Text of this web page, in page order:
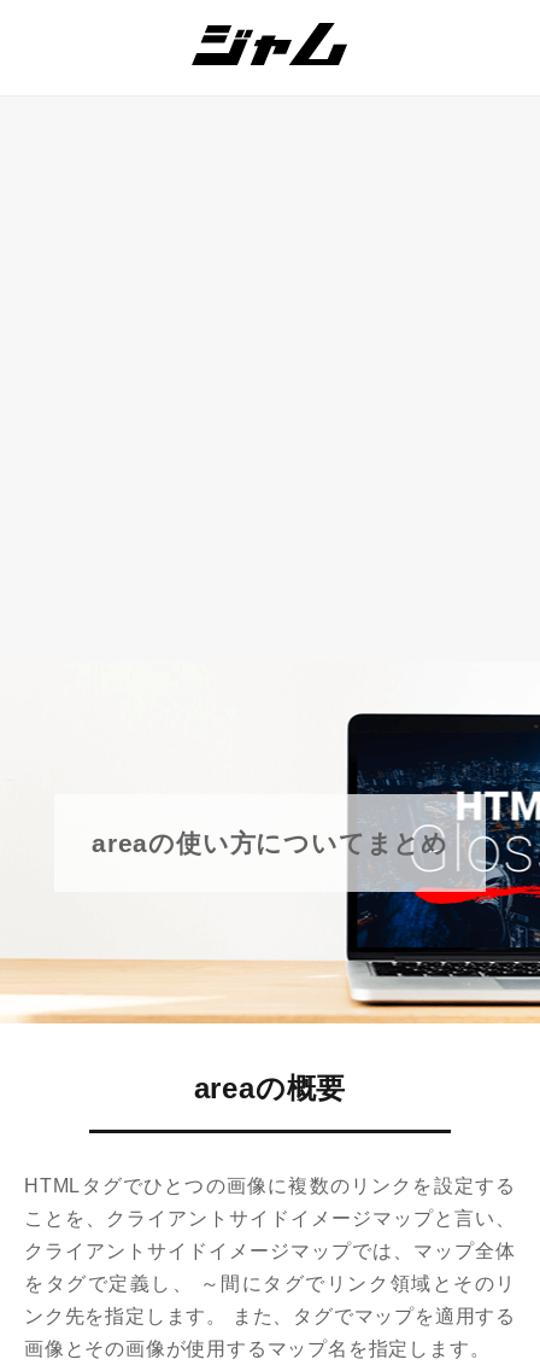
areaの使い方についてまとめ
areaの概要
HTMLタグでひとつの画像に複数のリンクを設定する
ことを、クライアントサイドイメージマップと言い、
クライアントサイドイメージマップでは、マップ全体
を タグで定義し、 ～ 間に タグでリンク領域とそのリ
ンク先を指定します。 また、
タグでマップを適用する
画像とその画像が使用するマップ名を指定します。